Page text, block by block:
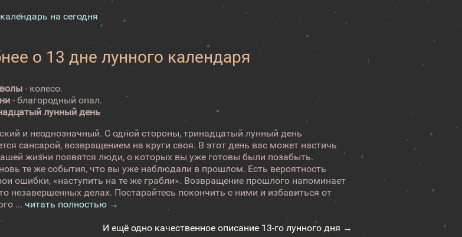
на сегодня
о 13 дне лунного календаря
- колесо.
- благородный опал.
лунный день
и неоднозначный. С одной стороны, тринадцатый лунный день
сансарой, возвращением на круги своя. В этот день вас может настичь
жизни появятся люди, о которых вы уже готовы были позабыть.
те же события, что вы уже наблюдали в прошлом. Есть вероятность
ошибки, «наступить на те же грабли». Возвращение прошлого напоминает
незавершенных делах. Постарайтесь покончить с ними и избавиться от
...читать полностью →
И ещё одно качественное описание 13-го лунного дня →